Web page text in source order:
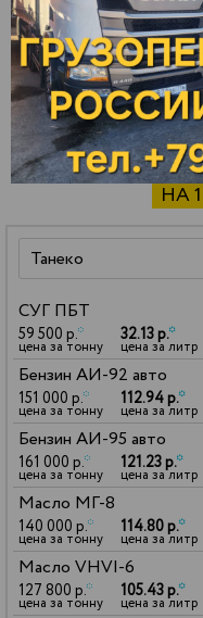
Зарайск
НА
СУГ ПБТ
59 500 р.*
цена за тонну
32.13 р.*
цена за литр
Бензин АИ-92 авто
151 000 р.*
цена за тонну
112.94 р.*
цена за литр
Бензин АИ-95 авто
161 000 р.*
цена за тонну
121.23 р.*
цена за литр
Масло МГ-8
140 000 р.*
цена за тонну
114.80 р.*
цена за литр
Масло VHVI-6
127 800 р.*
цена за тонну
105.43 р.*
цена за литр